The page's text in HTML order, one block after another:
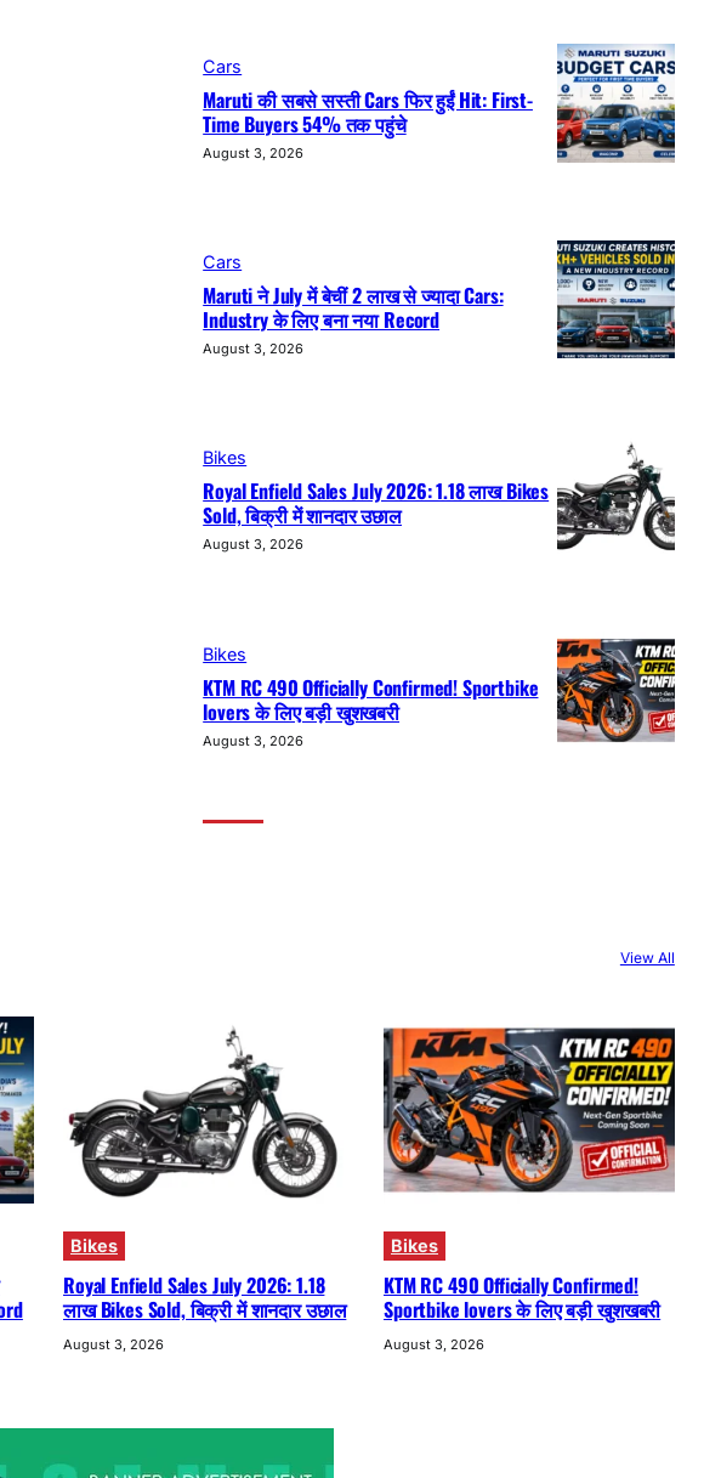
Cars
Maruti की सबसे सस्ती Cars फिर हुईं Hit: First-
Time Buyers 54% तक पहुंचे
August 3, 2026
Cars
Maruti ने July में बेचीं 2 लाख से ज्यादा Cars:
Industry के लिए बना नया Record
August 3, 2026
Bikes
Royal Enfield Sales July 2026: 1.18 लाख Bikes
Sold, बिक्री में शानदार उछाल
August 3, 2026
Bikes
KTM RC 490 Officially Confirmed! Sportbike
lovers के लिए बड़ी खुशखबरी
August 3, 2026
View All
Bikes
Royal Enfield Sales July 2026: 1.18
लाख Bikes Sold, बिक्री में शानदार उछाल
August 3, 2026
Bikes
KTM RC 490 Officially Confirmed!
Sportbike lovers के लिए बड़ी खुशखबरी
August 3, 2026